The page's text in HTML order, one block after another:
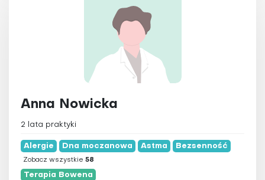
Anna Nowicka
2 lata praktyki
Alergie Dna moczanowa Astma Bezsenność
Zobacz wszystkie 58
Terapia Bowena